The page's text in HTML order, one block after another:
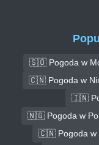
🇸🇴 Pogoda w
🇨🇳 Pogoda w
🇮🇳
🇳🇬 Pogoda w
🇨🇳 Pogoda w